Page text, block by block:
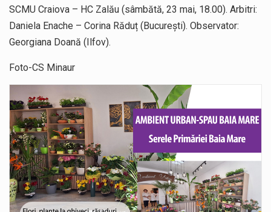
SCMU Craiova – HC Zalău (sâmbătă, 23 mai, 18.00). Arbitri:
Daniela Enache – Corina Răduț (București). Observator:
Georgiana Doană (Ilfov).
Foto-CS Minaur